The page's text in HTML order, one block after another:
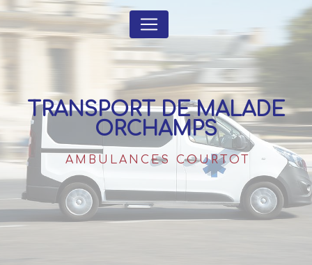
TRANSPORT DE MALADE
ORCHAMPS
AMBULANCES COURTOT
Panneau de gestion des cookies